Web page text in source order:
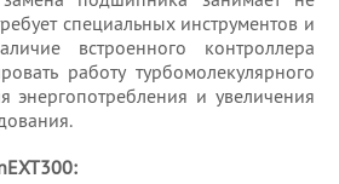
специальных инструментов и
встроенного контроллера
работу турбомолекулярного
энергопотребления и увеличения